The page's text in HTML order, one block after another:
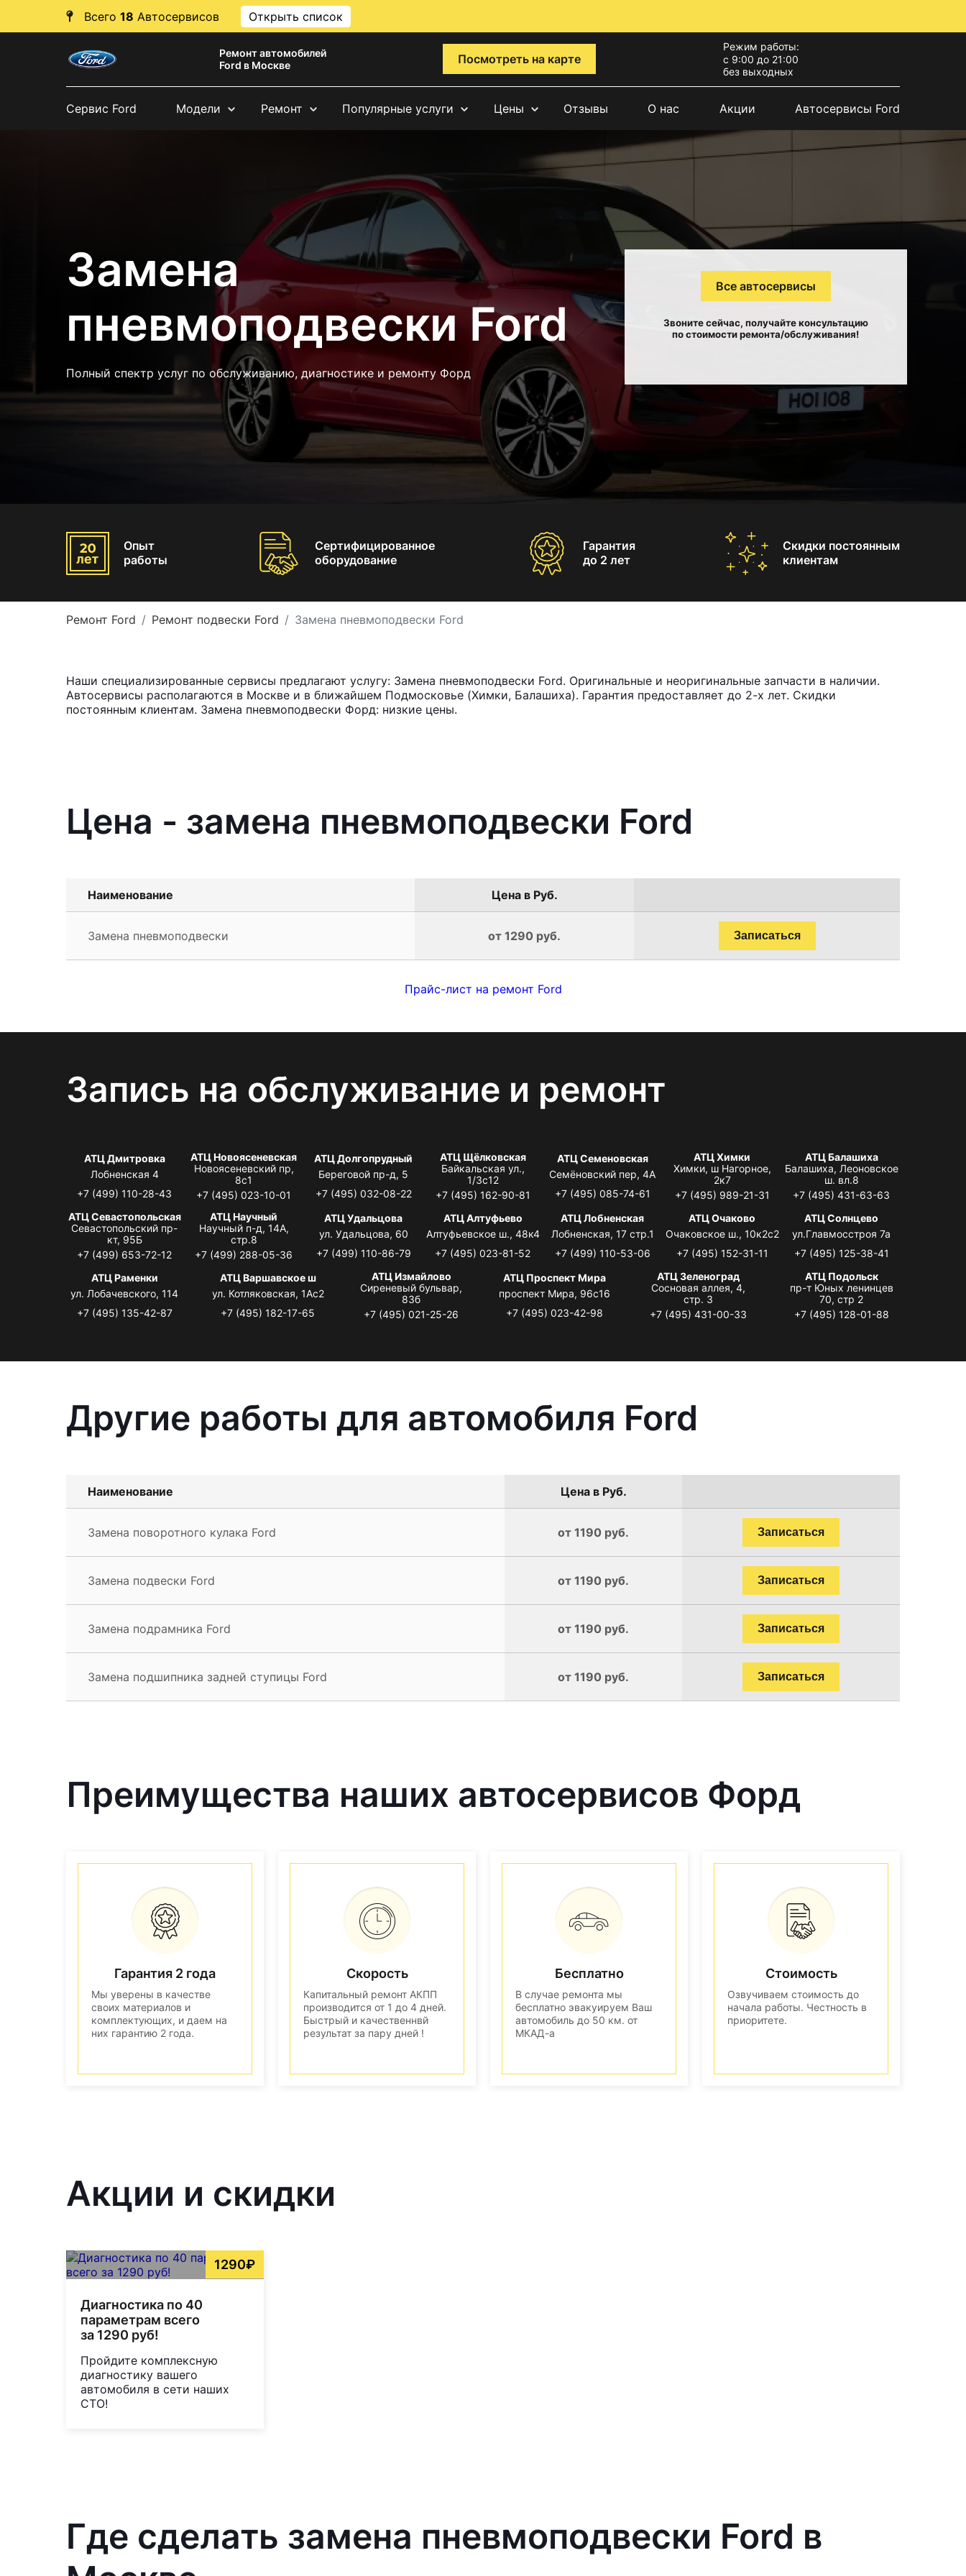
Всего 18 Автосервисов Открыть список
Ремонт автомобилей
Ford в Москве
Посмотреть на карте
Режим работы:
с 9:00 до 21:00
без выходных
Сервис Ford Модели Ремонт Популярные услуги Цены Отзывы О нас Акции Автосервисы Ford
Замена
пневмоподвески Ford
Полный спектр услуг по обслуживанию, диагностике и ремонту Форд
Все автосервисы
Звоните сейчас, получайте консультацию
по стоимости ремонта/обслуживания!
Опыт
работы
Сертифицированное
оборудование
Гарантия
до 2 лет
Скидки постоянным
клиентам
Ремонт Ford Ремонт подвески Ford Замена пневмоподвески Ford
Наши специализированные сервисы предлагают услугу: Замена пневмоподвески Ford. Оригинальные и неоригинальные запчасти в наличии.
Автосервисы располагаются в Москве и в ближайшем Подмосковье (Химки, Балашиха). Гарантия предоставляет до 2-х лет. Скидки
постоянным клиентам. Замена пневмоподвески Форд: низкие цены.
Цена - замена пневмоподвески Ford
Наименование Цена в Руб.
Замена пневмоподвески от 1290 руб. Записаться
Прайс-лист на ремонт Ford
Запись на обслуживание и ремонт
АТЦ Дмитровка
Лобненская 4
+7 (499) 110-28-43
АТЦ Новоясеневская
Новоясеневский пр,
8с1
+7 (495) 023-10-01
АТЦ Долгопрудный
Береговой пр-д, 5
+7 (495) 032-08-22
АТЦ Щёлковская
Байкальская ул.,
1/3с12
+7 (495) 162-90-81
АТЦ Семеновская
Семёновский пер, 4А
+7 (495) 085-74-61
АТЦ Химки
Химки, ш Нагорное,
2к7
+7 (495) 989-21-31
АТЦ Балашиха
Балашиха, Леоновское
ш. вл.8
+7 (495) 431-63-63
АТЦ Севастопольская
Севастопольский пр-
кт, 95Б
+7 (499) 653-72-12
АТЦ Научный
Научный п-д, 14А,
стр.8
+7 (499) 288-05-36
АТЦ Удальцова
ул. Удальцова, 60
+7 (499) 110-86-79
АТЦ Алтуфьево
Алтуфьевское ш., 48к4
+7 (495) 023-81-52
АТЦ Лобненская
Лобненская, 17 стр.1
+7 (499) 110-53-06
АТЦ Очаково
Очаковское ш., 10к2с2
+7 (495) 152-31-11
АТЦ Солнцево
ул.Главмосстроя 7а
+7 (495) 125-38-41
АТЦ Раменки
ул. Лобачевского, 114
+7 (495) 135-42-87
АТЦ Варшавское ш
ул. Котляковская, 1Ас2
+7 (495) 182-17-65
АТЦ Измайлово
Сиреневый бульвар,
83б
+7 (495) 021-25-26
АТЦ Проспект Мира
проспект Мира, 96с16
+7 (495) 023-42-98
АТЦ Зеленоград
Сосновая аллея, 4,
стр. 3
+7 (495) 431-00-33
АТЦ Подольск
пр-т Юных ленинцев
70, стр 2
+7 (495) 128-01-88
Другие работы для автомобиля Ford
Наименование Цена в Руб.
Замена поворотного кулака Ford от 1190 руб. Записаться
Замена подвески Ford от 1190 руб. Записаться
Замена подрамника Ford от 1190 руб. Записаться
Замена подшипника задней ступицы Ford от 1190 руб. Записаться
Преимущества наших автосервисов Форд
Гарантия 2 года
Мы уверены в качестве
своих материалов и
комплектующих, и даем на
них гарантию 2 года.
Скорость
Капитальный ремонт АКПП
производится от 1 до 4 дней.
Быстрый и качественнвй
результат за пару дней !
Бесплатно
В случае ремонта мы
бесплатно эвакуируем Ваш
автомобиль до 50 км. от
МКАД-а
Стоимость
Озвучиваем стоимость до
начала работы. Честность в
приоритете.
Акции и скидки
1290₽
Диагностика по 40
параметрам всего
за 1290 руб!
Пройдите комплексную
диагностику вашего
автомобиля в сети наших
СТО!
Где сделать замена пневмоподвески Ford в